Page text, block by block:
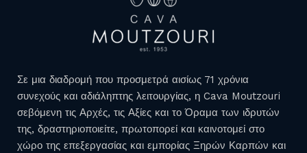
Σε μια διαδρομή που προσμετρά αισίως 71 χρόνια
συνεχούς και αδιάληπτης λειτουργίας, η Cava Moutzouri
σεβόμενη τις Αρχές, τις Αξίες και το Όραμα των ιδρυτών
της, δραστηριοποιείτε, πρωτοπορεί και καινοτομεί στο
χώρο της επεξεργασίας και εμπορίας Ξηρών Καρπών και